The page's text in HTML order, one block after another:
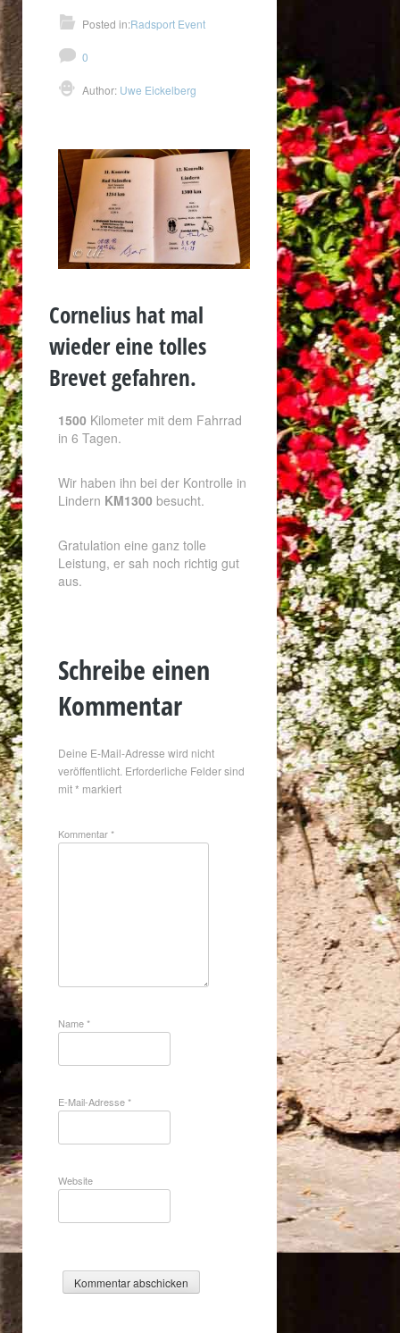
Posted in:Radsport Event
0
Author: Uwe Eickelberg
Cornelius hat mal
wieder eine tolles
Brevet gefahren.
1500 Kilometer mit dem Fahrrad
in 6 Tagen.
Wir haben ihn bei der Kontrolle in
Lindern KM1300 besucht.
Gratulation eine ganz tolle
Leistung, er sah noch richtig gut
aus.
Schreibe einen
Kommentar
Deine E-Mail-Adresse wird nicht
veröffentlicht. Erforderliche Felder sind
mit* markiert
Kommentar*
Name*
E-Mail-Adresse*
Website